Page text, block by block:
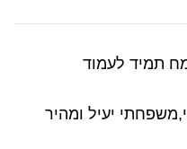
תמיד לעמוד
יעיל ומהיר